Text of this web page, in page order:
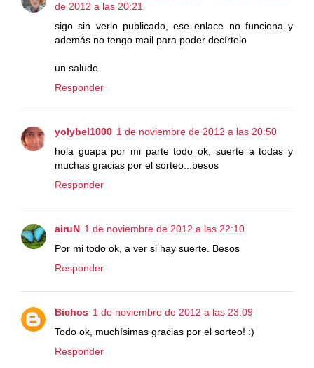
de 2012 a las 20:21
sigo sin verlo publicado, ese enlace no funciona y
además no tengo mail para poder decírtelo
un saludo
Responder
yolybel1000 1 de noviembre de 2012 a las 20:50
hola guapa por mi parte todo ok, suerte a todas y
muchas gracias por el sorteo...besos
Responder
airuN 1 de noviembre de 2012 a las 22:10
Por mi todo ok, a ver si hay suerte. Besos
Responder
Bichos 1 de noviembre de 2012 a las 23:09
Todo ok, muchísimas gracias por el sorteo! :)
Responder